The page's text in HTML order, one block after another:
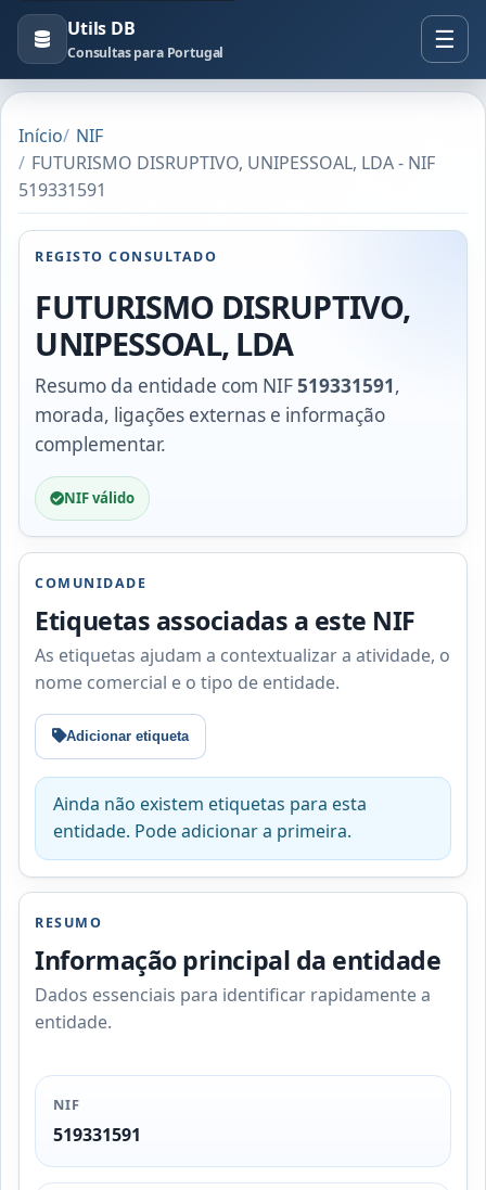
Utils DB
Consultas para Portugal
Início
NIF
FUTURISMO DISRUPTIVO, UNIPESSOAL, LDA - NIF
519331591
REGISTO CONSULTADO
FUTURISMO DISRUPTIVO,
UNIPESSOAL, LDA
Resumo da entidade com NIF519331591,
morada, ligações externas e informação
complementar.
NIF válido
COMUNIDADE
Etiquetas associadas a este NIF
As etiquetas ajudam a contextualizar a atividade, o
nome comercial e o tipo de entidade.
Adicionar etiqueta
Ainda não existem etiquetas para esta
entidade. Pode adicionar a primeira.
RESUMO
Informação principal da entidade
Dados essenciais para identificar rapidamente a
entidade.
NIF
519331591